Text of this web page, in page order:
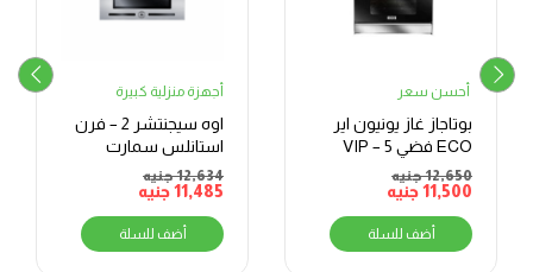
أحسن سعر
بوتاجاز غاز يونيون اير
ECO فضي VIP – 5
شعلات، 60×90 سم
12,650جنيه
11,500جنيه
أضف للسلة
أجهزة منزلية كبيرة
اوه سيجنتشر 2 – فرن
استانلس سمارت
ميكس – بلت ان – فرن
BO66G119TSFMIXOSAL
12,634جنيه
11,485جنيه
أضف للسلة